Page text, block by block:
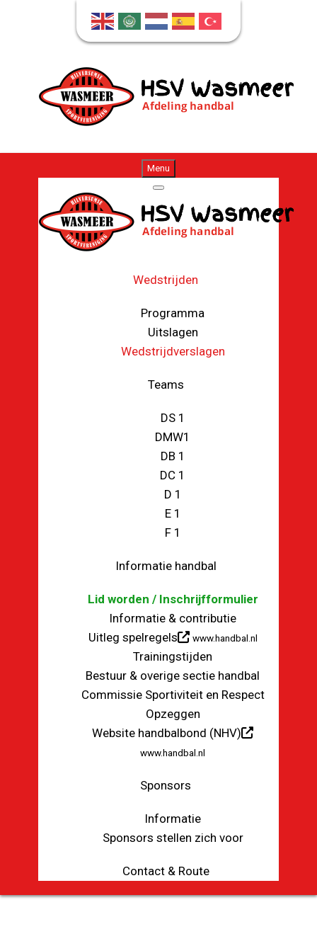
Menu
Wedstrijden
Programma
Uitslagen
Wedstrijdverslagen
Teams
DS 1
DMW1
DB 1
DC 1
D 1
E 1
F 1
Informatie handbal
Lid worden / Inschrijfformulier
Informatie & contributie
Uitleg spelregels
www.handbal.nl
Trainingstijden
Bestuur & overige sectie handbal
Commissie Sportiviteit en Respect
Opzeggen
Website handbalbond (NHV)
www.handbal.nl
Sponsors
Informatie
Sponsors stellen zich voor
Contact & Route